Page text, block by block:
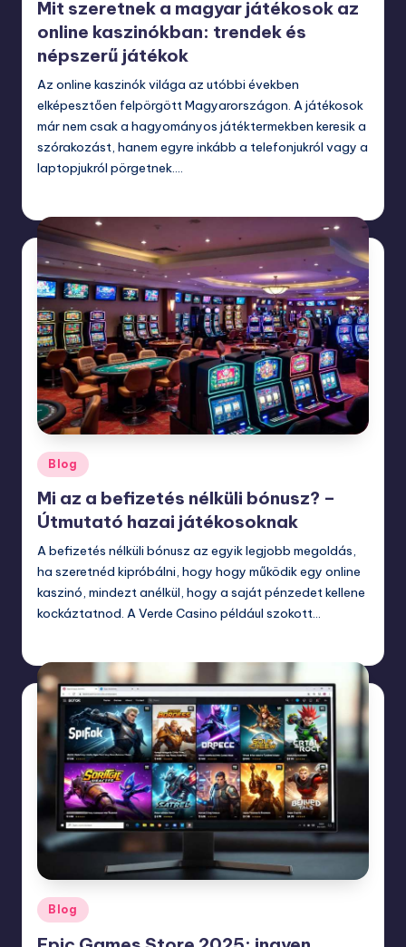
Mit szeretnek a magyar játékosok az
online kaszinókban: trendek és
népszerű játékok
Az online kaszinók világa az utóbbi években
elképesztően felpörgött Magyarországon. A játékosok
már nem csak a hagyományos játéktermekben keresik a
szórakozást, hanem egyre inkább a telefonjukról vagy a
laptopjukról pörgetnek.…
Posted
in
Blog
Mi az a befizetés nélküli bónusz? –
Útmutató hazai játékosoknak
A befizetés nélküli bónusz az egyik legjobb megoldás,
ha szeretnéd kipróbálni, hogy hogy működik egy online
kaszinó, mindezt anélkül, hogy a saját pénzedet kellene
kockáztatnod. A Verde Casino például szokott…
Posted
in
Blog